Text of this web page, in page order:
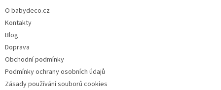
O babydeco.cz
Kontakty
Blog
Doprava
Obchodní podmínky
Podmínky ochrany osobních údajů
Zásady používání souborů cookies